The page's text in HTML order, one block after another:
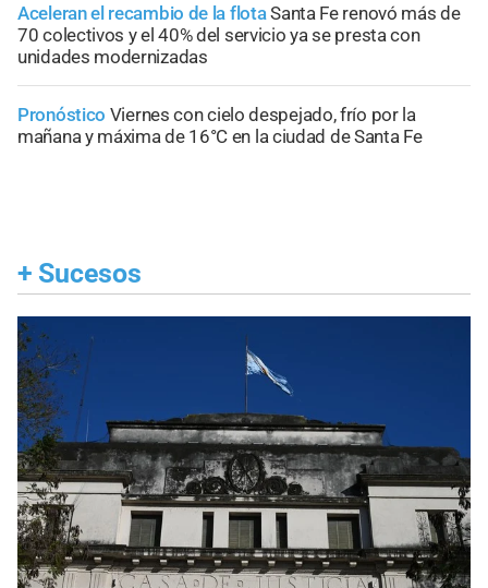
Aceleran el recambio de la flotaSanta Fe renovó más de
70 colectivos y el 40% del servicio ya se presta con
unidades modernizadas
Pronóstico Viernes con cielo despejado, frío por la
mañana y máxima de 16°C en la ciudad de Santa Fe
+ Sucesos